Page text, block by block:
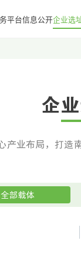
平台信息公开企业选
企
产业布局，打造
全部载体